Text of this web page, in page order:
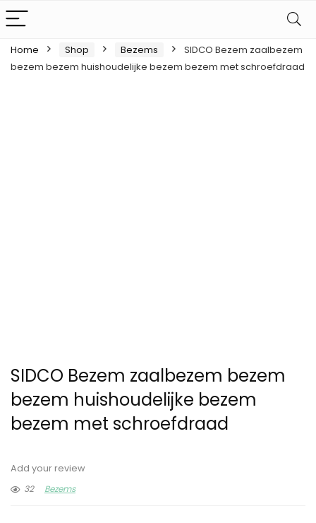
Home Shop Bezems
SIDCO Bezem zaalbezem
bezem bezem huishoudelijke bezem bezem met schroefdraad
SIDCO Bezem zaalbezem bezem
bezem huishoudelijke bezem
bezem met schroefdraad
Add your review
32
Bezems